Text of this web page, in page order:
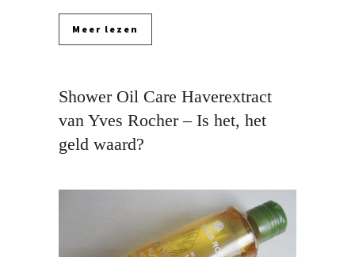
Meer lezen
Shower Oil Care Haverextract
van Yves Rocher – Is het, het
geld waard?